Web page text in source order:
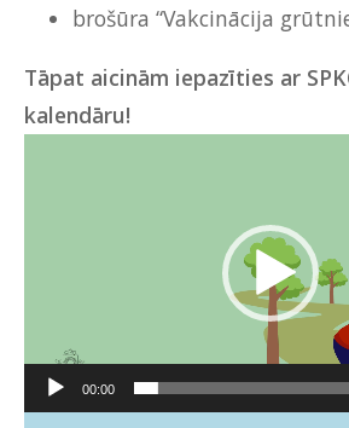
brošūra “Vakcinācija
Tāpat aicinām iepazīties ar
kalendāru!
00:00